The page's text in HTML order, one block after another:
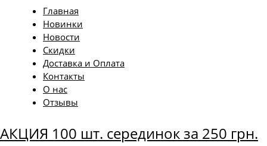
Главная
Новинки
Новости
Скидки
Доставка и Оплата
Контакты
О нас
Отзывы
АКЦИЯ 100 шт. серединок за 250 грн.